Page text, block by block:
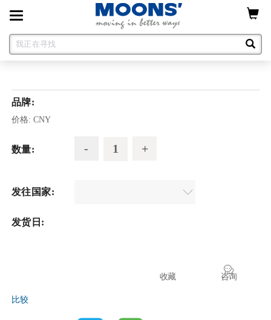
Toggle
navigation
品牌:
价格: CNY
数量:
发往国家:
发货日:
咨询
收藏
比较